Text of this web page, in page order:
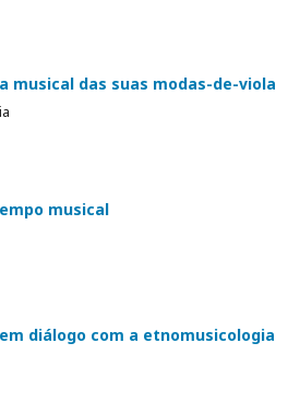
musical das suas modas-de-viola
musical
diálogo com a etnomusicologia